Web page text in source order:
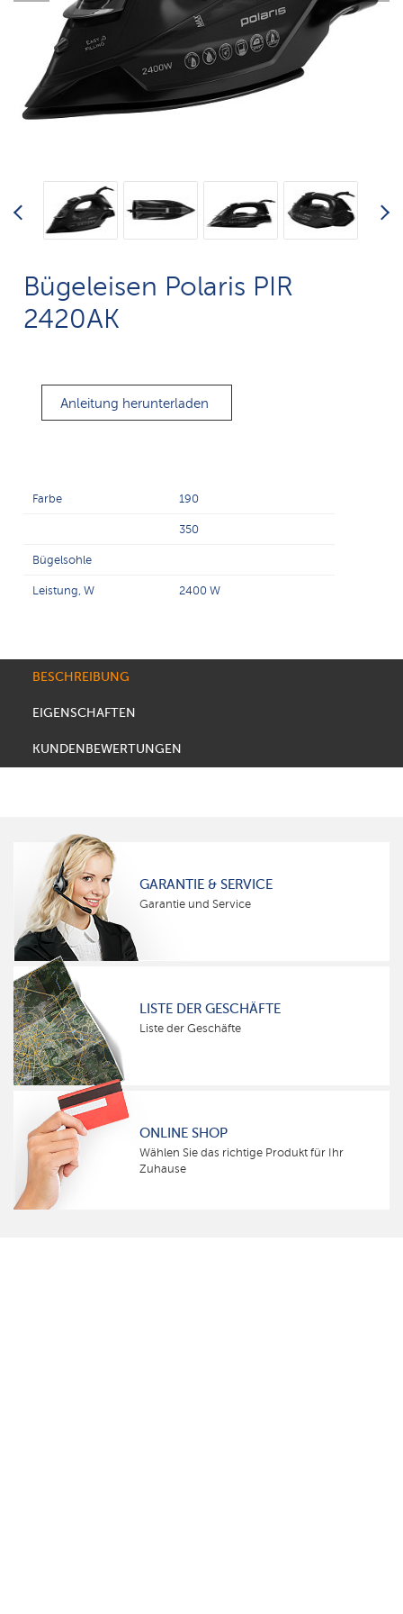
Bügeleisen Polaris PIR
2420AK
Anleitung herunterladen
Farbe 190
350
Bügelsohle
Leistung, W 2400 W
BESCHREIBUNG
EIGENSCHAFTEN
KUNDENBEWERTUNGEN
GARANTIE & SERVICE
Garantie und Service
LISTE DER GESCHÄFTE
Liste der Geschäfte
ONLINE SHOP
Wählen Sie das richtige Produkt für Ihr
Zuhause